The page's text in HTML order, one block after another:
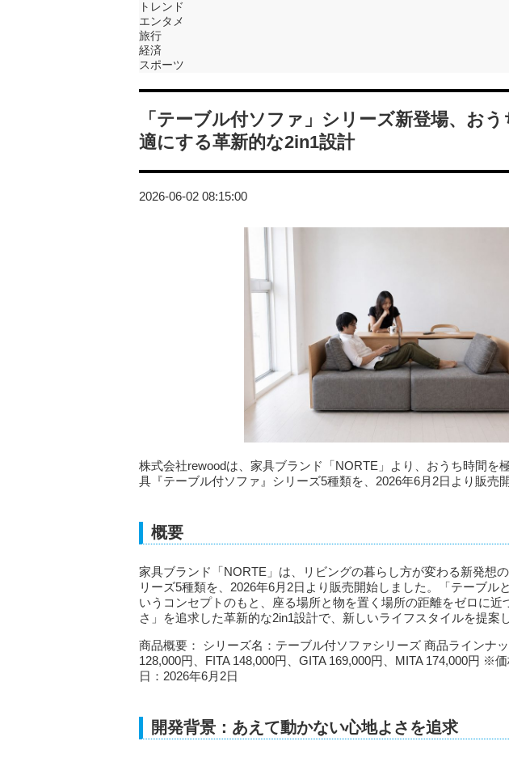
トレンド
エンタメ
旅行
経済
スポーツ
「テーブル付ソファ」シリーズ新登場、お
適にする革新的な2in1設計
2026-06-02 08:15:00
株式会社rewoodは、家具ブランド「NORTE」より、おうち時間を
具『テーブル付ソファ』シリーズ5種類を、2026年6月2日より販売
概要
家具ブランド「NORTE」は、リビングの暮らし方が変わる新発想
リーズ5種類を、2026年6月2日より販売開始しました。「テーブル
いうコンセプトのもと、座る場所と物を置く場所の距離をゼロに近
さ」を追求した革新的な2in1設計で、新しいライフスタイルを提案
商品概要： シリーズ名：テーブル付ソファシリーズ 商品ラインナ
128,000円、FITA 148,000円、GITA 169,000円、MITA 174,000円 ※
日：2026年6月2日
開発背景：あえて動かない心地よさを追求